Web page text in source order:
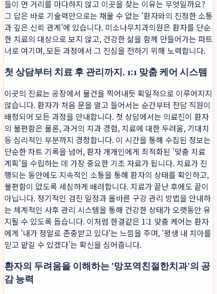
들이 먼 거리를 마다하지 않고 이곳을 찾는 이유는 무엇일까요?
그 답은 바로 기술력만으로는 채울 수 없는 '환자와의 진정한 소통
과 깊은 신뢰 관계'에 있습니다. 미소나무치과의원은 환자를 단순
한 치료의 대상으로 보지 않고, 건강한 삶을 함께 만들어가는 파트
너로 여기며, 모든 과정에서 그 진심을 전하기 위해 노력합니다.
첫 상담부터 치료 후 관리까지, 1:1 맞춤 케어 시스템
이곳의 진료는 공장에서 물건을 찍어내듯 획일적으로 이루어지지
않습니다. 환자가 처음 문을 열고 들어서는 순간부터 전담 직원이
배정되어 모든 과정을 안내합니다. 첫 상담에서는 의료진이 환자
의 불편함은 물론, 과거의 치과 경험, 치료에 대한 두려움, 기대치
등 심리적인 부분까지 경청합니다. 이 시간을 통해 수집된 정보는
단순한 차트 기록을 넘어, 환자 개개인에게 최적화된 '맞춤 치료
계획'을 수립하는 데 가장 중요한 기초 자료가 됩니다. 치료가 진
행되는 동안에도 지속적인 소통을 통해 환자의 상태를 확인하고,
불편함이 없도록 세심하게 배려합니다. 치료가 끝난 후에도 끝이
아닙니다. 정기적인 검진 일정과 올바른 구강 관리 방법을 안내하
는 체계적인 사후 관리 시스템을 통해 건강한 상태가 오랫동안 유
지될 수 있도록 돕습니다. 이처럼 한결같은 1:1 맞춤 케어는 환자
에게 '내가 정말로 존중받고 있다'는 느낌을 주며, '평생 내 치아를
믿고 맡길 수 있겠다'는 확신을 심어줍니다.
환자의 두려움을 이해하는 '망포역친절한치과'의 공
감 능력